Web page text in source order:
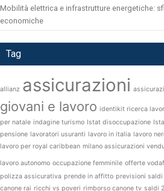
Mobilità elettrica e infrastrutture energetiche:
economiche
Tag
allianz assicurazioni
giovani e lavoro identikit ricerca
per natale indagine turismo Istat disoccupazione
pensione lavoratori usuranti lavoro in italia lavoro
lavoro per royal caribbean milano assicurazioni
lavoro autonomo occupazione femminile offerte
polizza assicurativa prende in affitto previsioni saldi
canone rai ricchi vs poveri rimborso canone tv saldi